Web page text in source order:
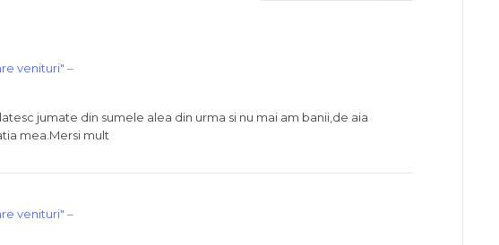
venituri" –
jumate din sumele alea din urma si nu mai am banii,de aia
mea.Mersi mult
venituri" –